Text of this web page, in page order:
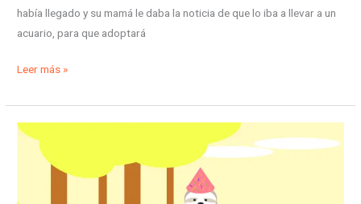
había llegado y su mamá le daba la noticia de que lo iba a llevar a un
acuario, para que adoptará
Leer más »
Un
maravilloso